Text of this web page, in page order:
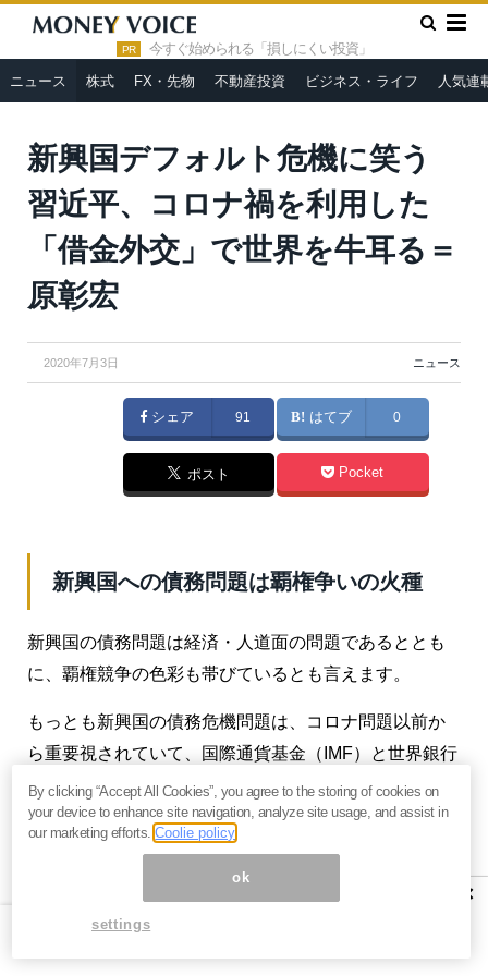
PR 今すぐ始められる「損しにくい投資」
ニュース 株式 FX・先物 不動産投資 ビジネス・ライフ 人気連
HOME » ニュース »
新興国デフォルト危機に笑う習近平、コロ
ナ禍を利用した「借金外交」で世界を牛耳る＝原彰宏
新興国デフォルト危機に笑う
習近平、コロナ禍を利用した
「借金外交」で世界を牛耳る＝
原彰宏
2020年7月3日 ニュース
シェア 91 はてブ 0
ポスト Pocket
新興国への債務問題は覇権争いの火種
新興国の債務問題は経済・人道面の問題であるととも
に、覇権競争の色彩も帯びているとも言えます。
もっとも新興国の債務危機問題は、コロナ問題以前か
ら重要視されていて、国際通貨基金（IMF）と世界銀行
が今年2月にまとめた報告書も、低所得国のうちすでに
半数で対外債務が返済不能に陥ったか、その危機にあ
ると指摘していました。
言え、2021年以降の道筋は不明とのことです。
×
By clicking “Accept All Cookies”, you agree to the storing of cookies on
your device to enhance site navigation, analyze site usage, and assist in
our marketing efforts.Coolie policy
ok
settings